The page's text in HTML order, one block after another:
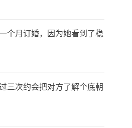
个月订婚，因为她看到了稳
三次约会把对方了解个底朝